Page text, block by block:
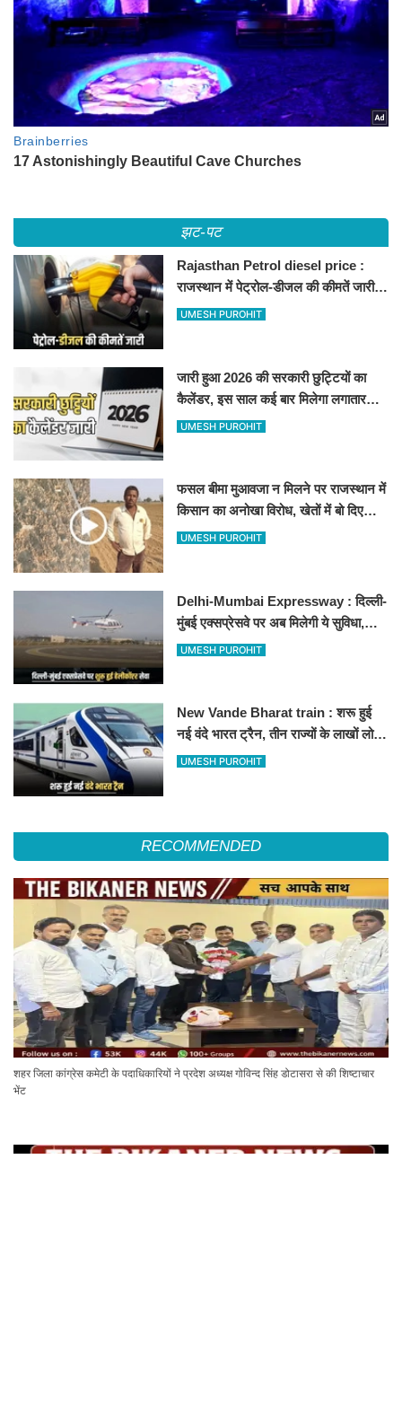
झट-पट
Rajasthan Petrol diesel price :
राजस्थान में पेट्रोल-डीजल की कीमतें जारी,
जानिए बीकानेर समेत पुरे प्रदेश में नए रेट
UMESH PUROHIT
जारी हुआ 2026 की सरकारी छुट्टियों का
कैलेंडर, इस साल कई बार मिलेगा लगातार
अवकाश, देखें
UMESH PUROHIT
फसल बीमा मुआवजा न मिलने पर राजस्थान में
किसान का अनोखा विरोध, खेतों में बो दिए
500-500 रुपए के नोट, वीडियो वायरल
UMESH PUROHIT
Delhi-Mumbai Expressway : दिल्ली-
मुंबई एक्सप्रेसवे पर अब मिलेगी ये सुविधा,
हेलीकॉप्टर सर्विस से तुरंत घायल पहुंचेगा
UMESH PUROHIT
New Vande Bharat train : शरू हुई
नई वंदे भारत ट्रैन, तीन राज्यों के लाखों लोगों
का सफर होगा आसान, देखें पूरा रूटमैप
UMESH PUROHIT
RECOMMENDED
शहर जिला कांग्रेस कमेटी के पदाधिकारियों ने प्रदेश अध्यक्ष गोविन्द सिंह डोटासरा से की शिष्टाचार
भेंट